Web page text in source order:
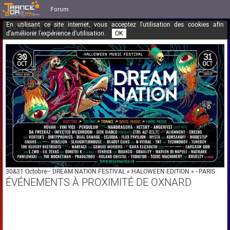
Forum
En utilisant ce site internet, vous acceptez l'utilisation des cookies afin
d'améliorer l'expérience d'utilisation.
OK
ÉVÉNEMENT À VENIR
30&31 Octobre– DREAM NATION FESTIVAL « HALOWEEN EDITION » - PARIS
ÉVÉNEMENTS À PROXIMITÉ DE OXNARD